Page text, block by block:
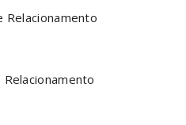
Relacionamento